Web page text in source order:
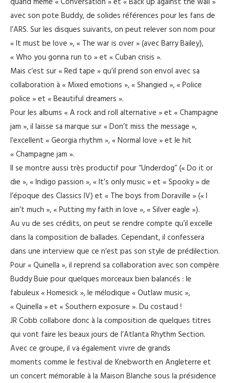
avec son pote Buddy, de solides références pour les fans de
l’ARS. Sur les disques suivants, on peut relever son nom pour
« It must be love », « The war is over » (avec Barry Bailey),
« Who you gonna run to » et « Cuban crisis ».
Mais c’est sur « Red tape » qu’il prend son envol avec sa
collaboration à « Mixed emotions », « Shangied », « Police
police » et « Beautiful dreamers ».
Pour les albums « A rock and roll alternative » et « Champagne
jam », il laisse sa marque sur « Don’t miss the message »,
l’excellent « Georgia rhythm », « Normal love » et le hit
« Champagne jam ».
Il se montre aussi très productif pour “Underdog” (« Do it or
die », « Indigo passion », « It’s only music » et « Spooky » de
l’époque des Classics IV) et « The boys from Doraville » (« I
ain’t much », « Putting my faith in love », « Silver eagle »).
Au vu de ses crédits, on peut se rendre compte qu’il excelle
dans la composition de ballades. Cependant, il confessera
dans une interview que ce n’est pas son style de prédilection.
Pour « Quinella », il reprend sa collaboration avec son compère
Buddy Buie pour quelques morceaux bien balancés : le
fabuleux « Homesick », le mélodique « Outlaw music »,
« Quinella » et « Southern exposure ». Du costaud !
JR Cobb collabore donc à la composition de quelques titres
qui vont faire les beaux jours de l’Atlanta Rhythm Section.
Avec ce groupe, il va également vivre de grands
moments comme le festival de Knebworth en Angleterre et
un concert mémorable à la Maison Blanche sous la présidence